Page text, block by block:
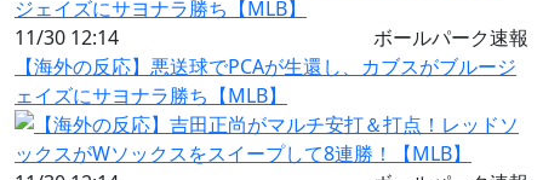
11/30 12:14
ボールパーク速報
【海外の反応】悪送球でPCAが生還し、カブスがブルージ
ェイズにサヨナラ勝ち【MLB】